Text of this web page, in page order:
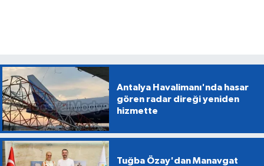
Antalya Havalimanı'nda hasar
gören radar direği yeniden
hizmette
Tuğba Özay'dan Manavgat